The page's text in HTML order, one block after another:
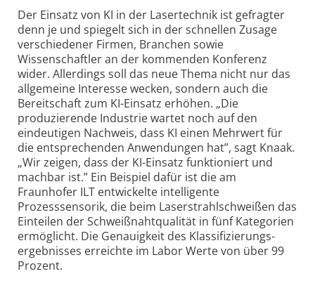
Der Einsatz von KI in der Lasertechnik ist gefragter
denn je und spiegelt sich in der schnellen Zusage
verschiedener Firmen, Branchen sowie
Wissenschaftler an der kommenden Konferenz
wider. Allerdings soll das neue Thema nicht nur das
allgemeine Interesse wecken, sondern auch die
Bereitschaft zum KI-Einsatz erhöhen. „Die
produzierende Industrie wartet noch auf den
eindeutigen Nachweis, dass KI einen Mehrwert für
die entsprechenden Anwendungen hat”, sagt Knaak.
„Wir zeigen, dass der KI-Einsatz funktioniert und
machbar ist.” Ein Beispiel dafür ist die am
Fraunhofer ILT entwickelte intelligente
Prozesssensorik, die beim Laser­strahl­schweißen das
Einteilen der Schweiß­nahtqualität in fünf Kategorien
ermöglicht. Die Genauigkeit des Klassifizierungs­
ergebnisses erreichte im Labor Werte von über 99
Prozent.